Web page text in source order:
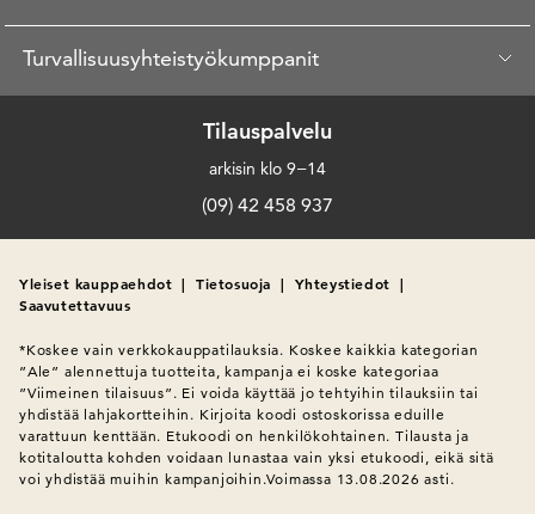
Turvallisuusyhteistyökumppanit
Tilauspalvelu
arkisin klo 9−14
(09) 42 458 937
Yleiset kauppaehdot | Tietosuoja | Yhteystiedot |
Saavutettavuus
*Koskee vain verkkokauppatilauksia. Koskee kaikkia kategorian
”Ale” alennettuja tuotteita, kampanja ei koske kategoriaa
”Viimeinen tilaisuus”. Ei voida käyttää jo tehtyihin tilauksiin tai
yhdistää lahjakortteihin. Kirjoita koodi ostoskorissa eduille
varattuun kenttään. Etukoodi on henkilökohtainen. Tilausta ja
kotitaloutta kohden voidaan lunastaa vain yksi etukoodi, eikä sitä
voi yhdistää muihin kampanjoihin.Voimassa 13.08.2026 asti.